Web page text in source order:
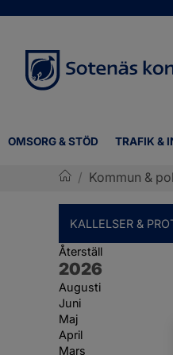
OMSORG & STÖD TRAFIK &
/ Kommun &
KALLELSER &
Återställ
År:
2026
Augusti
Juni
Maj
April
Mars